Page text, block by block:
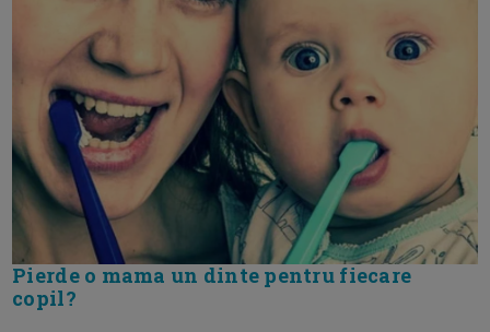
Pierde o mama un dinte pentru fiecare
copil?